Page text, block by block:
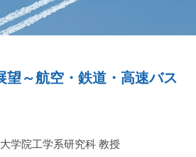
望～航空・鉄道・高速バス
学院工学系研究科 教授